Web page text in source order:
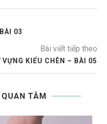
03
Bài viết tiếp theo
VỰNG KIỂU CHÈN – BÀI 05
TÂM